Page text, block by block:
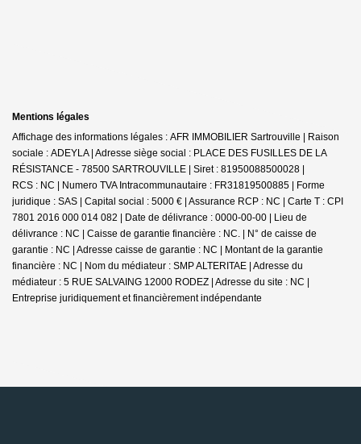
Mentions légales
Affichage des informations légales : AFR IMMOBILIER Sartrouville | Raison
sociale : ADEYLA | Adresse siège social : PLACE DES FUSILLES DE LA
RÉSISTANCE - 78500 SARTROUVILLE | Siret : 81950088500028 |
RCS : NC | Numero TVA Intracommunautaire : FR31819500885 | Forme
juridique : SAS | Capital social : 5000 € | Assurance RCP : NC | Carte T : CPI
7801 2016 000 014 082 | Date de délivrance : 0000-00-00 | Lieu de
délivrance : NC | Caisse de garantie financière : NC. | N° de caisse de
garantie : NC | Adresse caisse de garantie : NC | Montant de la garantie
financière : NC | Nom du médiateur : SMP ALTERITAE | Adresse du
médiateur : 5 RUE SALVAING 12000 RODEZ | Adresse du site : NC |
Entreprise juridiquement et financièrement indépendante